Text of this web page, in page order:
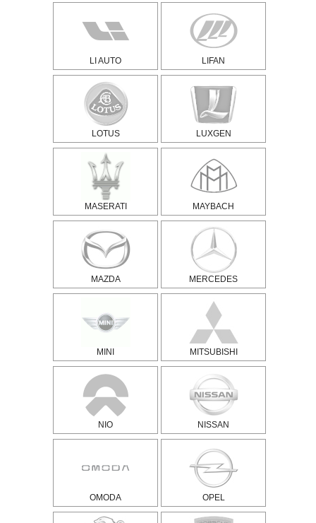
LI AUTO LIFAN
LOTUS LUXGEN
MASERATI MAYBACH
MAZDA MERCEDES
MINI MITSUBISHI
NIO NISSAN
OMODA OPEL